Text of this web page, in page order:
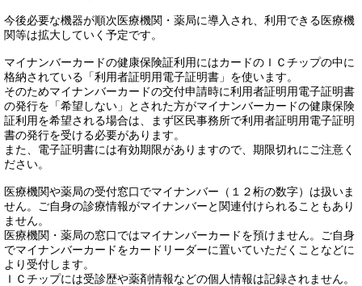
今後必要な機器が順次医療機関・薬局に導入され、利用できる医療機
関等は拡大していく予定です。
マイナンバーカードの健康保険証利用にはカードのＩＣチップの中に
格納されている「利用者証明用電子証明書」を使います。
そのためマイナンバーカードの交付申請時に利用者証明用電子証明書
の発行を「希望しない」とされた方がマイナンバーカードの健康保険
証利用を希望される場合は、まず区民事務所で利用者証明用電子証明
書の発行を受ける必要があります。
また、電子証明書には有効期限がありますので、期限切れにご注意く
ださい。
医療機関や薬局の受付窓口でマイナンバー（１２桁の数字）は扱いま
せん。ご自身の診療情報がマイナンバーと関連付けられることもあり
ません。
医療機関・薬局の窓口ではマイナンバーカードを預けません。ご自身
でマイナンバーカードをカードリーダーに置いていただくことなどに
より受付します。
ＩＣチップには受診歴や薬剤情報などの個人情報は記録されません。